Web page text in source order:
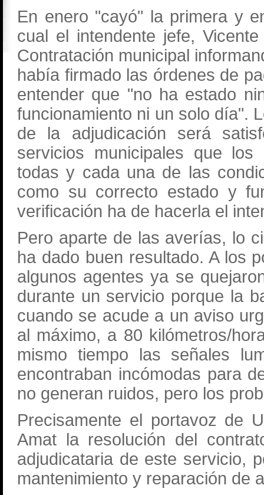
En enero "cayó" la primera y
cual el intendente jefe,
Contratación municipal
había firmado las órdenes de
entender que "no ha estado
funcionamiento ni un solo día".
de la adjudicación será
servicios municipales que
todas y cada una de las
como su correcto estado y
verificación ha de hacerla el
Pero aparte de las averías, lo
ha dado buen resultado. A los
algunos agentes ya se
durante un servicio porque la
cuando se acude a un aviso
al máximo, a 80 kilómetros/
mismo tiempo las señales
encontraban incómodas para
no generan ruidos, pero los
Precisamente el portavoz de
Amat la resolución del
adjudicataria de este servicio,
mantenimiento y reparación de